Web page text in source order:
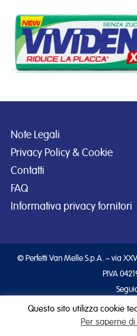
Note Legali
Privacy Policy & Cookie
Contatti
FAQ
Informativa privacy fornitori
© Perfetti Van Melle S.p.A. – via
PIVA
Questo sito utilizza cookie
Per saperne